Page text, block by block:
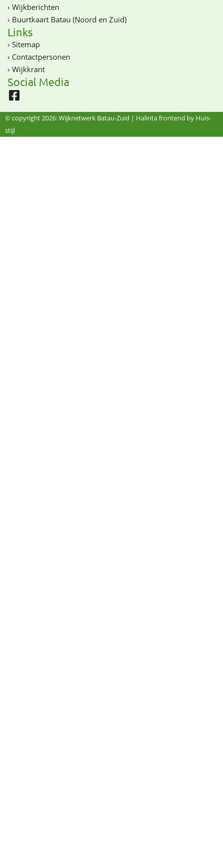
› Wijkberichten
› Buurtkaart Batau (Noord en Zuid)
Links
› Sitemap
› Contactpersonen
› Wijkkrant
Social Media
© copyright 2026: Wijknetwerk Batau-Zuid | Halinta frontend by Huis-
stijl